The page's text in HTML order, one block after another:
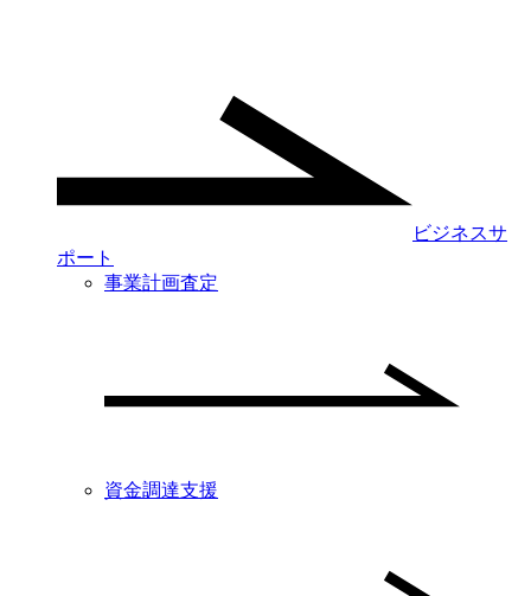
ビジネスサ
ポート
事業計画査定
資金調達支援